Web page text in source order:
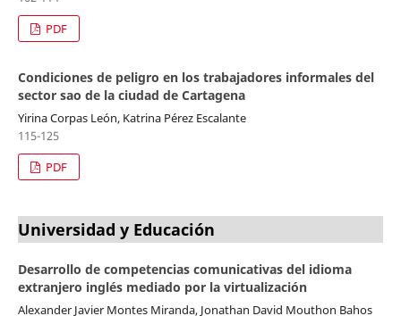
PDF
Condiciones de peligro en los trabajadores informales del
sector sao de la ciudad de Cartagena
Yirina Corpas León, Katrina Pérez Escalante
115-125
PDF
Universidad y Educación
Desarrollo de competencias comunicativas del idioma
extranjero inglés mediado por la virtualización
Alexander Javier Montes Miranda, Jonathan David Mouthon Bahos